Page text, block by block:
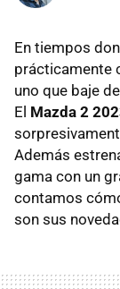
En tiempos
prácticamente
uno que baje
El Mazda 2
Además
gama con un
contamos
son sus